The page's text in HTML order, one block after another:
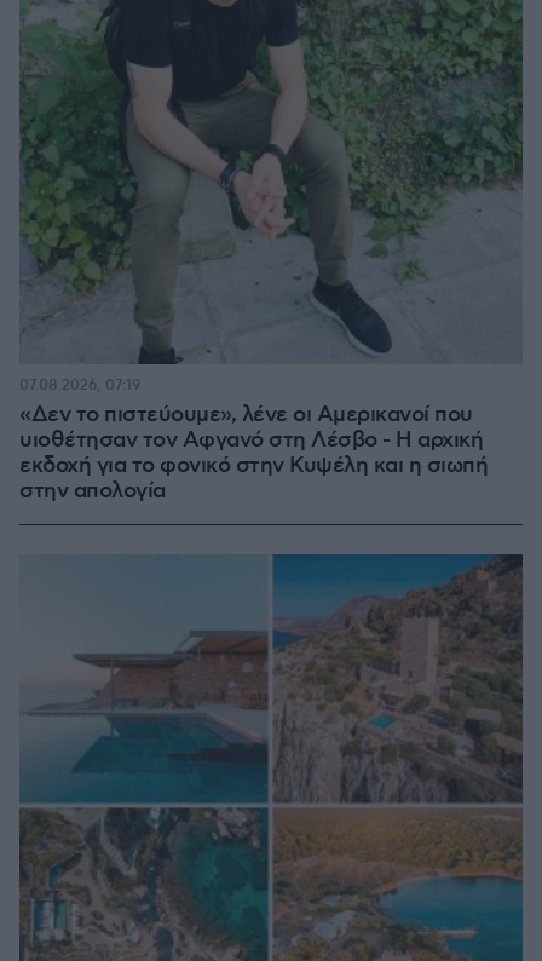
«Δεν το πιστεύουμε», λένε οι Αμερικανοί που
υιοθέτησαν τον Αφγανό στη Λέσβο - Η αρχική
εκδοχή για το φονικό στην Κυψέλη και η σιωπή
στην απολογία
07.08.2026, 07:19